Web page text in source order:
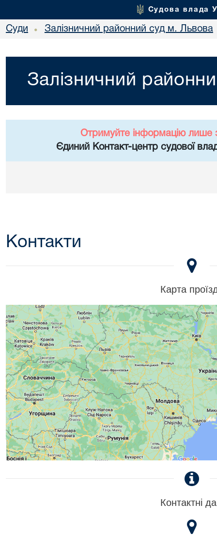
Судова влада
Суди • Залізничний районний суд м. Львова
Залізничний
Отримуйте інформацію лише
Єдиний Контакт-центр судової
Контакти
Карта
Контактні